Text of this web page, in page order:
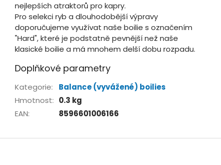
nejlepších atraktorů pro kapry.
Pro selekci ryb a dlouhodobější výpravy
doporučujeme využívat naše boilie s označením
"Hard", které je podstatně pevnější než naše
klasické boilie a má mnohem delší dobu rozpadu.
Doplňkové parametry
Kategorie:
Balance (vyvážené) boilies
Hmotnost: 0.3 kg
EAN: 8596601006166
Z